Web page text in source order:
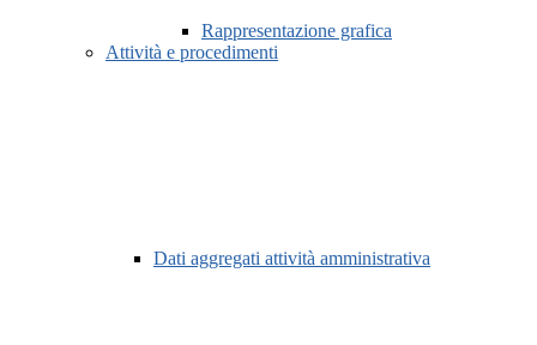
Rappresentazione grafica
Attività e procedimenti
Dati aggregati attività amministrativa